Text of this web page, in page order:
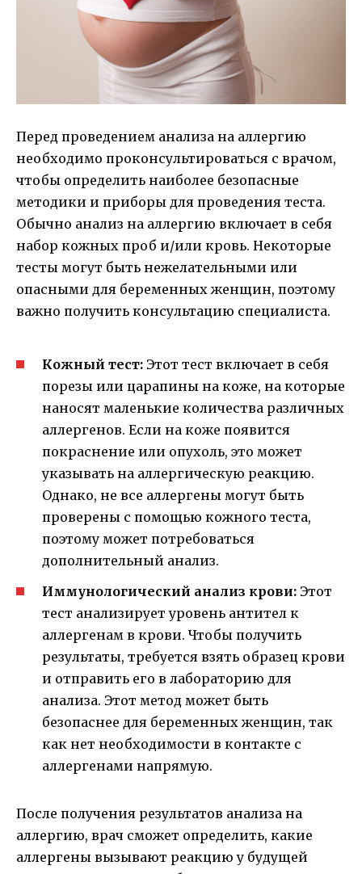
Перед проведением анализа на аллергию
необходимо проконсультироваться с врачом,
чтобы определить наиболее безопасные
методики и приборы для проведения теста.
Обычно анализ на аллергию включает в себя
набор кожных проб и/или кровь. Некоторые
тесты могут быть нежелательными или
опасными для беременных женщин, поэтому
важно получить консультацию специалиста.
Кожный тест: Этот тест включает в себя
порезы или царапины на коже, на которые
наносят маленькие количества различных
аллергенов. Если на коже появится
покраснение или опухоль, это может
указывать на аллергическую реакцию.
Однако, не все аллергены могут быть
проверены с помощью кожного теста,
поэтому может потребоваться
дополнительный анализ.
Иммунологический анализ крови: Этот
тест анализирует уровень антител к
аллергенам в крови. Чтобы получить
результаты, требуется взять образец крови
и отправить его в лабораторию для
анализа. Этот метод может быть
безопаснее для беременных женщин, так
как нет необходимости в контакте с
аллергенами напрямую.
После получения результатов анализа на
аллергию, врач сможет определить, какие
аллергены вызывают реакцию у будущей